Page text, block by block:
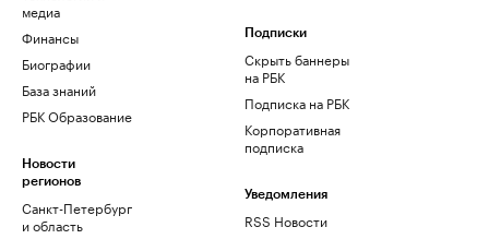
медиа
Финансы
Биографии
База знаний
РБК Образование
Новости
регионов
Санкт-Петербург
и область
Подписки
Скрыть баннеры
на РБК
Подписка на РБК
Корпоративная
подписка
Уведомления
RSS Новости